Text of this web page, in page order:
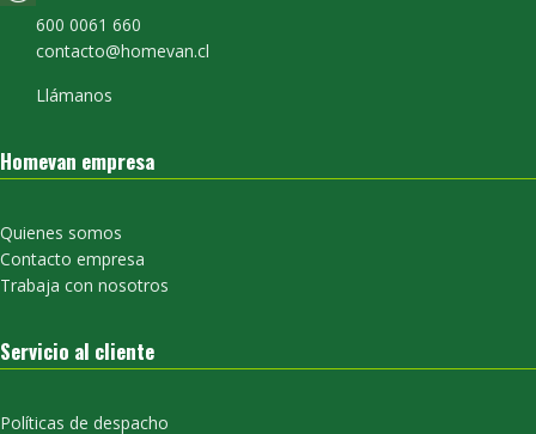
600 0061 660
contacto@homevan.cl
Llámanos
Homevan empresa
Quienes somos
Contacto empresa
Trabaja con nosotros
Servicio al cliente
Políticas de despacho